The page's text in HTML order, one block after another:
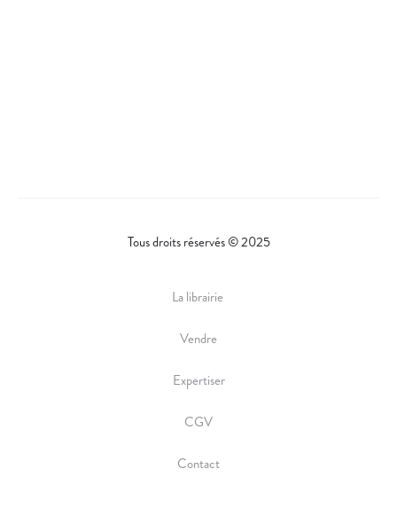
Tous droits réservés © 2025
La librairie
Vendre
Expertiser
CGV
Contact